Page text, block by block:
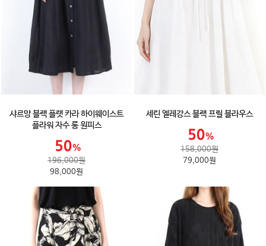
샤르망 블랙 플랫 카라 하이웨이스트
플라워 자수 롱 원피스
196,000원
98,000원
세린 엘레강스 블랙 프릴 블라우스
158,000원
79,000원